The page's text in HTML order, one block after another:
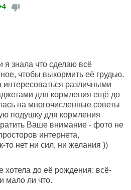
знала что сделаю всё
чтобы выкормить её грудью.
интересоваться различными
для кормления ещё до
на многочисленные советы
подушку для кормления
Ваше внимание - фото не
интернета,
то нет ни сил, ни желания ))
хотела до её рождения: всё-
мало ли что.